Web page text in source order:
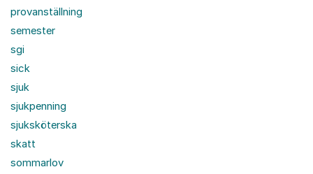
provanställning
semester
sgi
sick
sjuk
sjukpenning
sjuksköterska
skatt
sommarlov